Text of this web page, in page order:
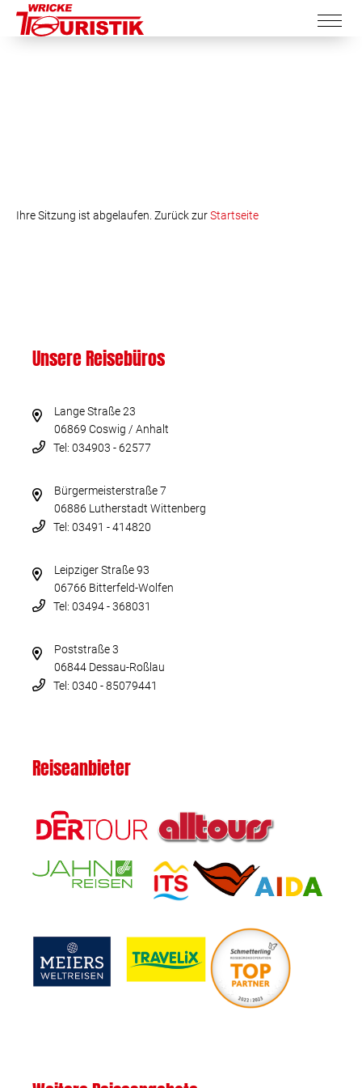
Ihre Sitzung ist abgelaufen. Zurück zurStartseite
Unsere Reisebüros
Lange Straße 23
06869 Coswig / Anhalt
Tel: 034903 - 62577
Bürgermeisterstraße 7
06886 Lutherstadt Wittenberg
Tel: 03491 - 414820
Leipziger Straße 93
06766 Bitterfeld-Wolfen
Tel: 03494 - 368031
Poststraße 3
06844 Dessau-Roßlau
Tel: 0340 - 85079441
Reiseanbieter